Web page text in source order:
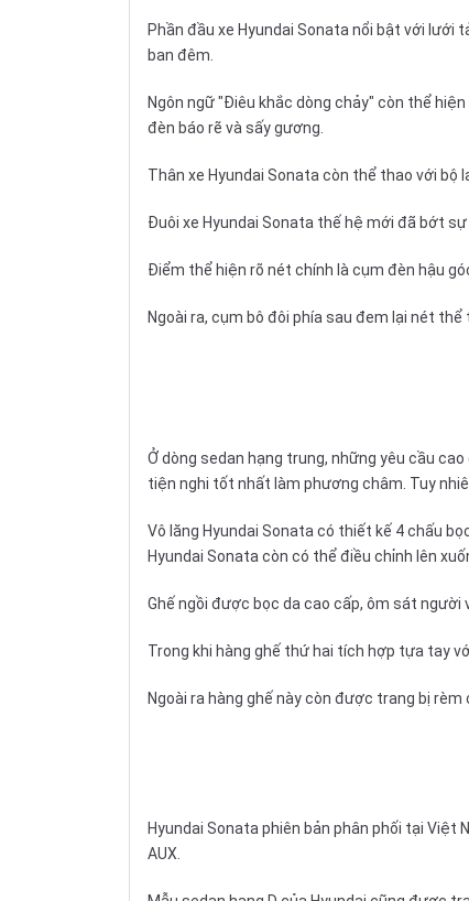
Phần đầu xe Hyundai Sonata nổi bật với
ban đêm.
Ngôn ngữ "Điêu khắc dòng chảy" còn thể
đèn báo rẽ và sấy gương.
Thân xe Hyundai Sonata còn thể thao với bộ
Đuôi xe Hyundai Sonata thế hệ mới đã bớt
Điểm thể hiện rõ nét chính là cụm đèn hậu
Ngoài ra, cụm bô đôi phía sau đem lại nét
Ở dòng sedan hạng trung, những yêu cầu
tiện nghi tốt nhất làm phương châm. Tuy
Vô lăng Hyundai Sonata có thiết kế 4 chấu
Hyundai Sonata còn có thể điều chỉnh lên
Ghế ngồi được bọc da cao cấp, ôm sát người
Trong khi hàng ghế thứ hai tích hợp tựa tay
Ngoài ra hàng ghế này còn được trang bị rèm
Hyundai Sonata phiên bản phân phối tại Việt
AUX.